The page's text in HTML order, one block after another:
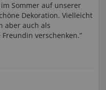
Sommer auf unserer
Dekoration. Vielleicht
aber auch als
verschenken.”